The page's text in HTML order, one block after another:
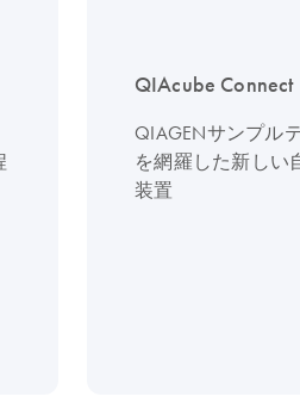
QIAcube Connect
QIAGENサンプル
を網羅した新しい
装置